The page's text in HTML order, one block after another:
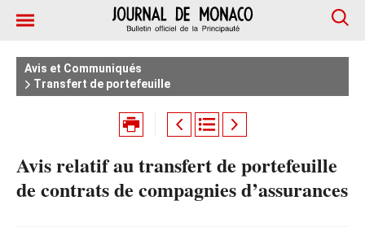
Avis et Communiqués
Transfert de portefeuille
Avis relatif au transfert de portefeuille
de contrats de compagnies d’assurances